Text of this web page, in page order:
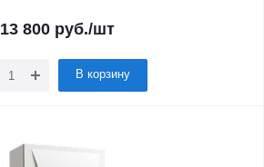
13 800руб./шт
В корзину